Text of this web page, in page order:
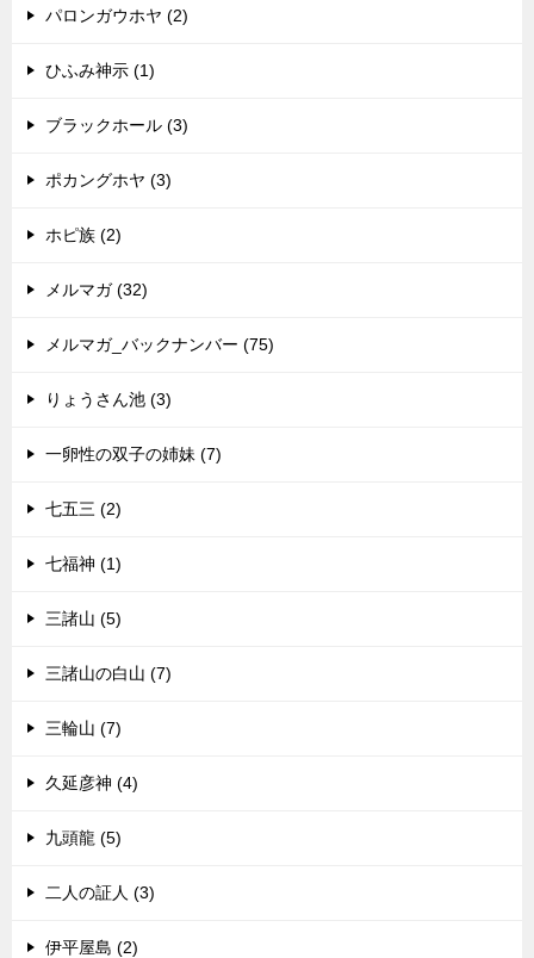
パロンガウホヤ (2)
ひふみ神示 (1)
ブラックホール (3)
ポカングホヤ (3)
ホピ族 (2)
メルマガ (32)
メルマガ_バックナンバー (75)
りょうさん池 (3)
一卵性の双子の姉妹 (7)
七五三 (2)
七福神 (1)
三諸山 (5)
三諸山の白山 (7)
三輪山 (7)
久延彦神 (4)
九頭龍 (5)
二人の証人 (3)
伊平屋島 (2)